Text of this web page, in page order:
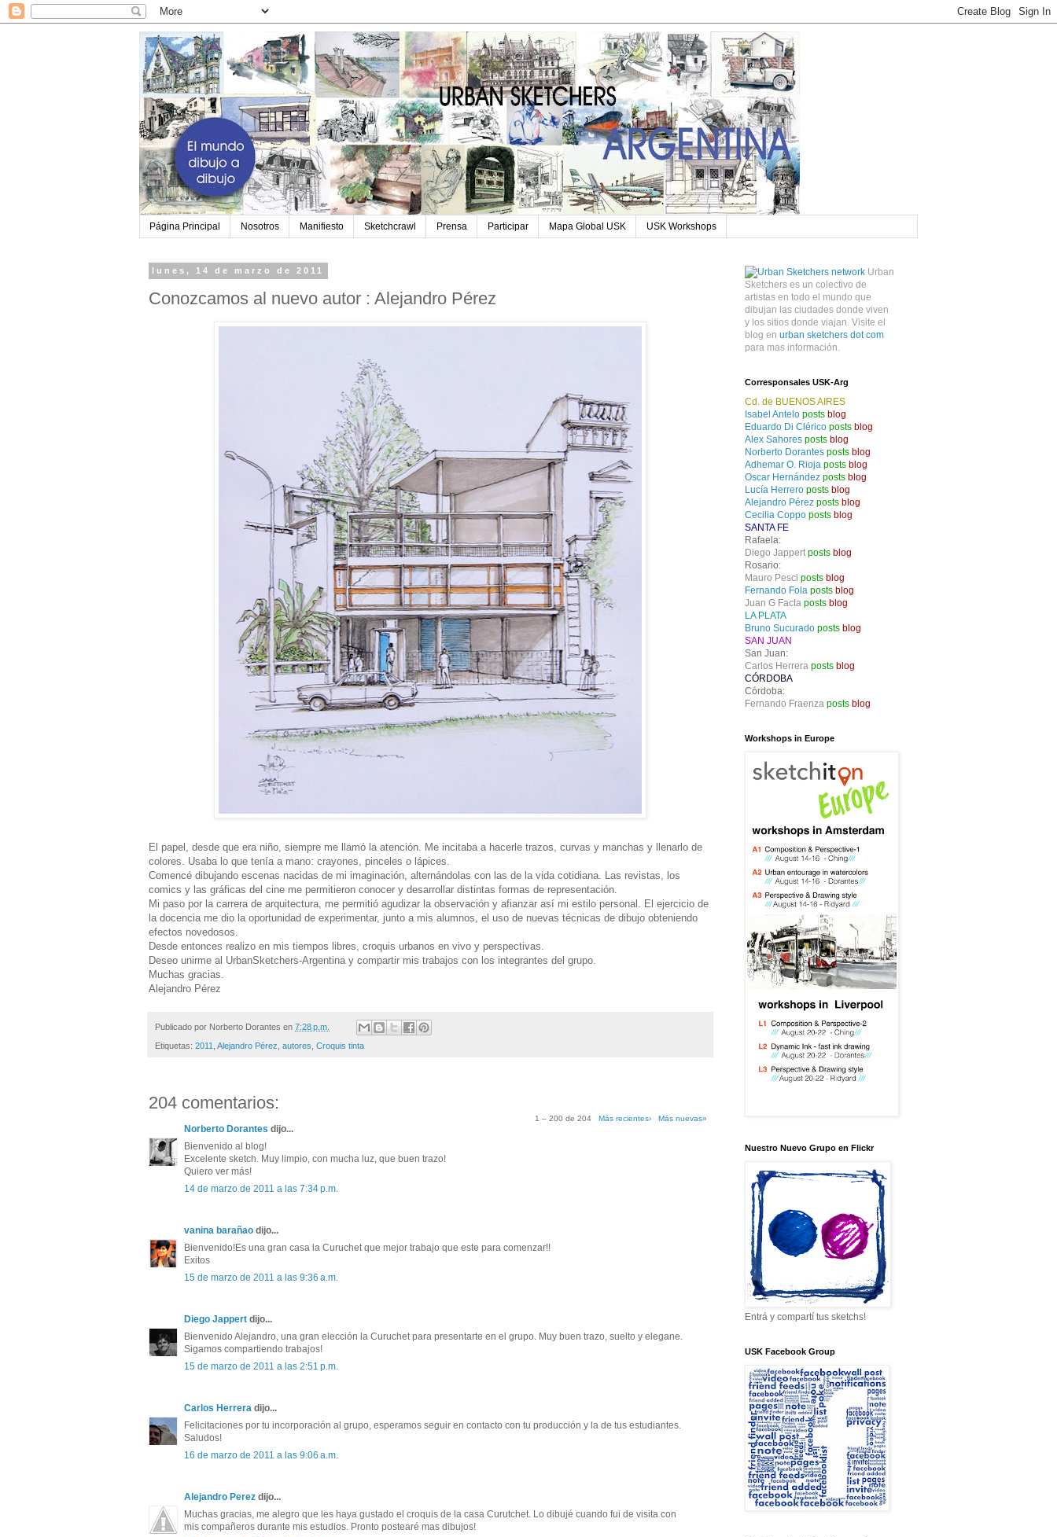
Página Principal Nosotros Manifiesto Sketchcrawl Prensa Participar Mapa Global USK USK Workshops
lunes, 14 de marzo de 2011
Conozcamos al nuevo autor : Alejandro Pérez
El papel, desde que era niño, siempre me llamó la atención. Me incitaba a hacerle trazos, curvas y manchas y llenarlo de
colores. Usaba lo que tenía a mano: crayones, pinceles o lápices.
Comencé dibujando escenas nacidas de mi imaginación, alternándolas con las de la vida cotidiana. Las revistas, los
comics y las gráficas del cine me permitieron conocer y desarrollar distintas formas de representación.
Mi paso por la carrera de arquitectura, me permitió agudizar la observación y afianzar así mi estilo personal. El ejercicio de
la docencia me dio la oportunidad de experimentar, junto a mis alumnos, el uso de nuevas técnicas de dibujo obteniendo
efectos novedosos.
Desde entonces realizo en mis tiempos libres, croquis urbanos en vivo y perspectivas.
Deseo unirme al UrbanSketchers-Argentina y compartir mis trabajos con los integrantes del grupo.
Muchas gracias.
Alejandro Pérez
Publicado por Norberto Dorantes en 7:28 p.m.
Etiquetas: 2011, Alejandro Pérez, autores, Croquis tinta
204 comentarios:
1 – 200 de 204 Más recientes› Más nuevas»
Norberto Dorantes dijo...
Bienvenido al blog!
Excelente sketch. Muy limpio, con mucha luz, que buen trazo!
Quiero ver más!
14 de marzo de 2011 a las 7:34 p.m.
vanina barañao dijo...
Bienvenido!Es una gran casa la Curuchet que mejor trabajo que este para comenzar!!
Exitos
15 de marzo de 2011 a las 9:36 a.m.
Diego Jappert dijo...
Bienvenido Alejandro, una gran elección la Curuchet para presentarte en el grupo. Muy buen trazo, suelto y elegane.
Sigamos compartiendo trabajos!
15 de marzo de 2011 a las 2:51 p.m.
Carlos Herrera dijo...
Felicitaciones por tu incorporación al grupo, esperamos seguir en contacto con tu producción y la de tus estudiantes.
Saludos!
16 de marzo de 2011 a las 9:06 a.m.
Alejandro Perez dijo...
Muchas gracias, me alegro que les haya gustado el croquis de la casa Curutchet. Lo dibujé cuando fui de visita con
mis compañeros durante mis estudios. Pronto postearé mas dibujos!
Urban
Sketchers es un colectivo de
artistas en todo el mundo que
dibujan las ciudades donde viven
y los sitios donde viajan. Visite el
blog en urban sketchers dot com
para mas información.
Corresponsales USK-Arg
Cd. de BUENOS AIRES
Isabel Antelo posts blog
Eduardo Di Clérico posts blog
Alex Sahores posts blog
Norberto Dorantes posts blog
Adhemar O. Rioja posts blog
Oscar Hernández posts blog
Lucía Herrero posts blog
Alejandro Pérez posts blog
Cecilia Coppo posts blog
SANTA FE
Rafaela:
Diego Jappert posts blog
Rosario:
Mauro Pesci posts blog
Fernando Fola posts blog
Juan G Facta posts blog
LA PLATA
Bruno Sucurado posts blog
SAN JUAN
San Juan:
Carlos Herrera posts blog
CÓRDOBA
Córdoba:
Fernando Fraenza posts blog
Workshops in Europe
Nuestro Nuevo Grupo en Flickr
Entrá y compartí tus sketchs!
USK Facebook Group